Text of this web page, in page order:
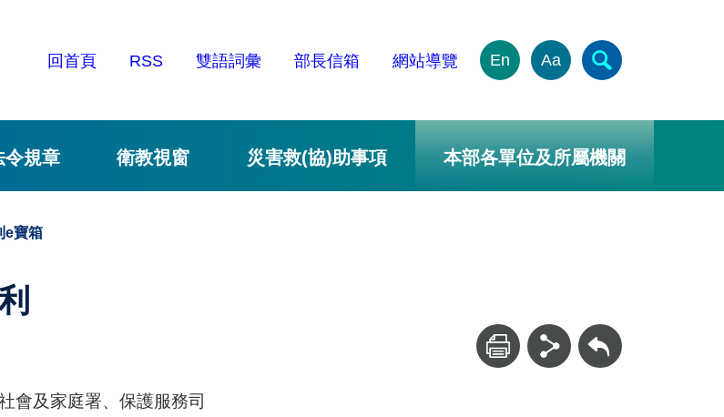
回首頁 RSS 雙語詞彙 部長信箱 網站導覽 En Aa
令規章 衛教視窗 災害救(協)助事項 本部各單位及所屬機關
e寶箱
回上一頁
會及家庭署、保護服務司